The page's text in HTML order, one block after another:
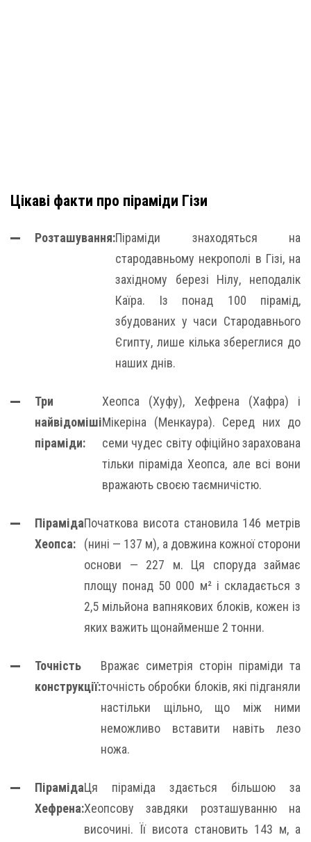
Цікаві факти про піраміди Гізи
Розташування:Піраміди знаходяться на
стародавньому некрополі в Гізі, на
західному березі Нілу, неподалік
Каїра. Із понад 100 пірамід,
збудованих у часи Стародавнього
Єгипту, лише кілька збереглися до
наших днів.
Три
найвідоміші
піраміди:
Хеопса (Хуфу), Хефрена (Хафра) і
Мікеріна (Менкаура). Серед них до
семи чудес світу офіційно зарахована
тільки піраміда Хеопса, але всі вони
вражають своєю таємничістю.
Піраміда
Хеопса:
Початкова висота становила 146 метрів
(нині — 137 м), а довжина кожної сторони
основи — 227 м. Ця споруда займає
площу понад 50 000 м² і складається з
2,5 мільйона вапнякових блоків, кожен із
яких важить щонайменше 2 тонни.
Точність
конструкції:
Вражає симетрія сторін піраміди та
точність обробки блоків, які підганяли
настільки щільно, що між ними
неможливо вставити навіть лезо
ножа.
Піраміда
Хефрена:
Ця піраміда здається більшою за
Хеопсову завдяки розташуванню на
височині. Її висота становить 143 м, а